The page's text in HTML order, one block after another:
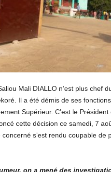
Mali DIALLO n’est plus chef
Il a été démis de ses
Supérieur. C’est le
cette décision ce samedi, 7
s’est rendu coupable de
on a mené des